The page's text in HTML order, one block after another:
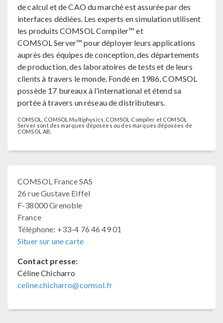
de calcul et de CAO du marché est assurée par des
interfaces dédiées. Les experts en simulation utilisent
les produits COMSOL Compiler™ et
COMSOL Server™ pour déployer leurs applications
auprès des équipes de conception, des départements
de production, des laboratoires de tests et de leurs
clients à travers le monde. Fondé en 1986, COMSOL
possède 17 bureaux à l’international et étend sa
portée à travers un réseau de distributeurs.
COMSOL, COMSOL Multiphysics, COMSOL Compiler et COMSOL
Server sont des marques déposées ou des marques déposées de
COMSOL AB.
COMSOL France SAS
26 rue Gustave Eiffel
F-38000 Grenoble
France
Téléphone: +33-4 76 46 49 01
Situer sur une carte
Contact presse:
Céline Chicharro
celine.chicharro@comsol.fr